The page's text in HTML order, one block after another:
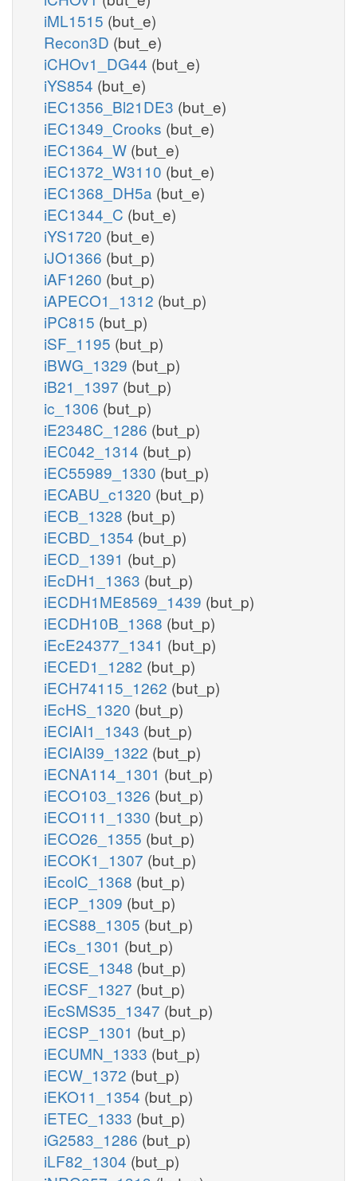
iML1515 (but_e)
Recon3D (but_e)
iCHOv1_DG44 (but_e)
iYS854 (but_e)
iEC1356_Bl21DE3 (but_e)
iEC1349_Crooks (but_e)
iEC1364_W (but_e)
iEC1372_W3110 (but_e)
iEC1368_DH5a (but_e)
iEC1344_C (but_e)
iYS1720 (but_e)
iJO1366 (but_p)
iAF1260 (but_p)
iAPECO1_1312 (but_p)
iPC815 (but_p)
iSF_1195 (but_p)
iBWG_1329 (but_p)
iB21_1397 (but_p)
ic_1306 (but_p)
iE2348C_1286 (but_p)
iEC042_1314 (but_p)
iEC55989_1330 (but_p)
iECABU_c1320 (but_p)
iECB_1328 (but_p)
iECBD_1354 (but_p)
iECD_1391 (but_p)
iEcDH1_1363 (but_p)
iECDH1ME8569_1439 (but_p)
iECDH10B_1368 (but_p)
iEcE24377_1341 (but_p)
iECED1_1282 (but_p)
iECH74115_1262 (but_p)
iEcHS_1320 (but_p)
iECIAI1_1343 (but_p)
iECIAI39_1322 (but_p)
iECNA114_1301 (but_p)
iECO103_1326 (but_p)
iECO111_1330 (but_p)
iECO26_1355 (but_p)
iECOK1_1307 (but_p)
iEcolC_1368 (but_p)
iECP_1309 (but_p)
iECS88_1305 (but_p)
iECs_1301 (but_p)
iECSE_1348 (but_p)
iECSF_1327 (but_p)
iEcSMS35_1347 (but_p)
iECSP_1301 (but_p)
iECUMN_1333 (but_p)
iECW_1372 (but_p)
iEKO11_1354 (but_p)
iETEC_1333 (but_p)
iG2583_1286 (but_p)
iLF82_1304 (but_p)